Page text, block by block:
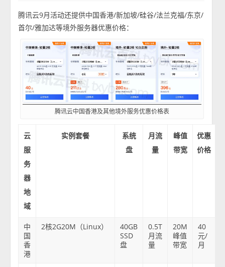
腾讯云9月活动还提供中国香港/新加坡/硅谷/法兰克福/东京/
首尔/雅加达等境外服务器优惠价格：
腾讯云中国香港及其他境外服务优惠价格表
云
服
务
器
地
域
实例套餐
系统
盘
月流
量
峰值
带宽
优惠
价格
中
国
香
港
2核2G20M（Linux）
40GB
SSD
盘
0.5T
月流
量
20M
峰值
带宽
40
元/
月